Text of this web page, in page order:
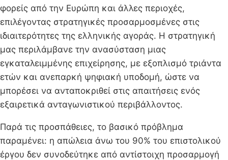
φορείς από την Ευρώπη και άλλες περιοχές,
επιλέγοντας στρατηγικές προσαρμοσμένες στις
ιδιαιτερότητες της ελληνικής αγοράς. Η στρατηγική
μας περιλάμβανε την ανασύσταση μιας
εγκαταλειμμένης επιχείρησης, με εξοπλισμό τριάντα
ετών και ανεπαρκή ψηφιακή υποδομή, ώστε να
μπορέσει να ανταποκριθεί στις απαιτήσεις ενός
εξαιρετικά ανταγωνιστικού περιβάλλοντος.
Παρά τις προσπάθειες, το βασικό πρόβλημα
παραμένει: η απώλεια άνω του 90% του επιστολικού
έργου δεν συνοδεύτηκε από αντίστοιχη προσαρμογή